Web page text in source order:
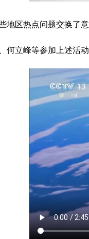
地区热点问题交换了意
何立峰等参加上述活动